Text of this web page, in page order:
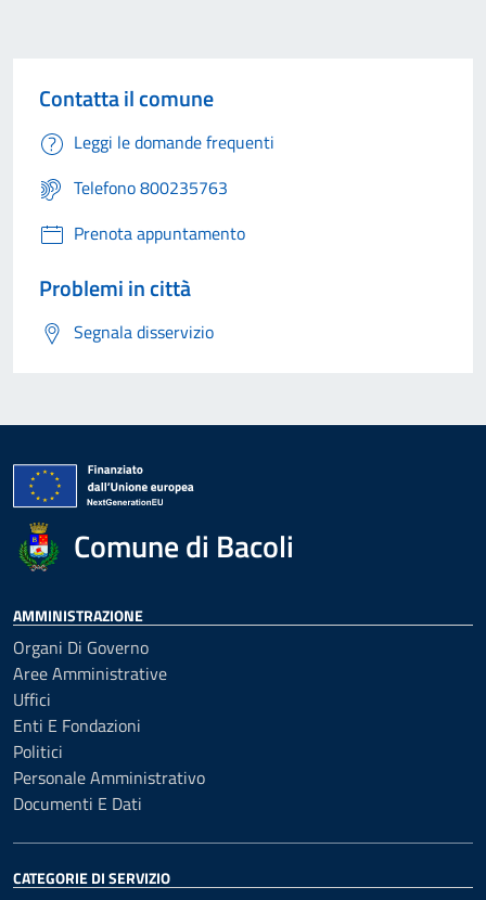
Contatta il comune
Leggi le domande frequenti
Telefono 800235763
Prenota appuntamento
Problemi in città
Segnala disservizio
Comune di Bacoli
AMMINISTRAZIONE
Organi Di Governo
Aree Amministrative
Uffici
Enti E Fondazioni
Politici
Personale Amministrativo
Documenti E Dati
CATEGORIE DI SERVIZIO